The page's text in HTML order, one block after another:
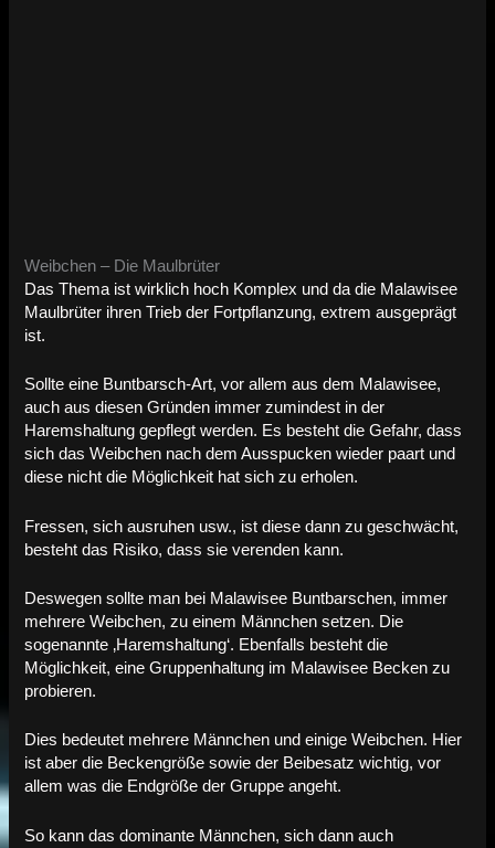
Weibchen – Die Maulbrüter
Das Thema ist wirklich hoch Komplex und da die Malawisee
Maulbrüter ihren Trieb der Fortpflanzung, extrem ausgeprägt
ist.
Sollte eine Buntbarsch-Art, vor allem aus dem Malawisee,
auch aus diesen Gründen immer zumindest in der
Haremshaltung gepflegt werden. Es besteht die Gefahr, dass
sich das Weibchen nach dem Ausspucken wieder paart und
diese nicht die Möglichkeit hat sich zu erholen.
Fressen, sich ausruhen usw., ist diese dann zu geschwächt,
besteht das Risiko, dass sie verenden kann.
Deswegen sollte man bei Malawisee Buntbarschen, immer
mehrere Weibchen, zu einem Männchen setzen. Die
sogenannte ‚Haremshaltung‘. Ebenfalls besteht die
Möglichkeit, eine Gruppenhaltung im Malawisee Becken zu
probieren.
Dies bedeutet mehrere Männchen und einige Weibchen. Hier
ist aber die Beckengröße sowie der Beibesatz wichtig, vor
allem was die Endgröße der Gruppe angeht.
So kann das dominante Männchen, sich dann auch